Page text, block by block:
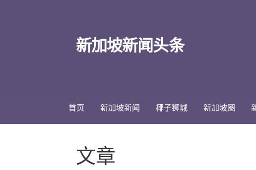
新加坡新闻头条
首页 新加坡新闻 椰子狮城 新加坡圈
文章